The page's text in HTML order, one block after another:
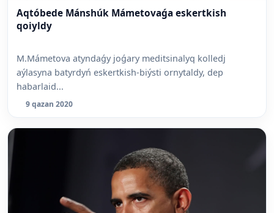
Aqtóbede Mánshúk Mámetovaǵa eskertkish
qoiyldy
M.Mámetova atyndaǵy joǵary meditsinalyq kolledj
aýlasyna batyrdyń eskertkish-biýsti ornytaldy, dep
habarlaid...
9 qazan 2020